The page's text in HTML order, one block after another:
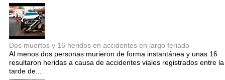
Dos muertos y 16 heridos en accidentes en largo feriado
Al menos dos personas murieron de forma instantánea y unas 16
resultaron heridas a causa de accidentes viales registrados entre la
tarde de...